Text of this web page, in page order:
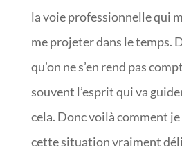
la voie professionnelle qui
me projeter dans le temps.
qu’on ne s’en rend pas
souvent l’esprit qui va
cela. Donc voilà comment je
cette situation vraiment